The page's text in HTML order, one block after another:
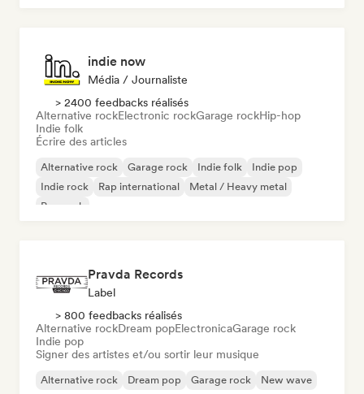
indie now
Média / Journaliste
> 2400 feedbacks réalisés
Alternative rockElectronic rockGarage rockHip-hop
Indie folk
Écrire des articles
Alternative rock Garage rock Indie folk
Indie pop
Indie rock
Rap international
Metal / Heavy metal
Pop rock
Pravda Records
Label
> 800 feedbacks réalisés
Alternative rockDream popElectronicaGarage rock
Indie pop
Signer des artistes et/ou sortir leur musique
Alternative rock Dream pop Garage rock
New wave